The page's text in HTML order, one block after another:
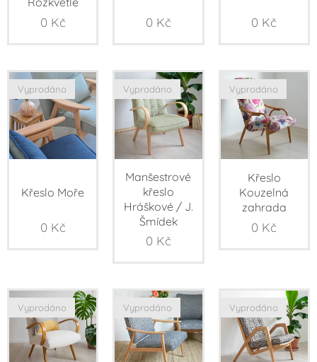
0 Kč 0 Kč 0 Kč
Křeslo Moře
Vyprodáno
0 Kč
Manšestrové
křeslo
Hráškové / J.
Šmídek
Vyprodáno
0 Kč
Křeslo
Kouzelná
zahrada
Vyprodáno
0 Kč
Vyprodáno Vyprodáno Vyprodáno